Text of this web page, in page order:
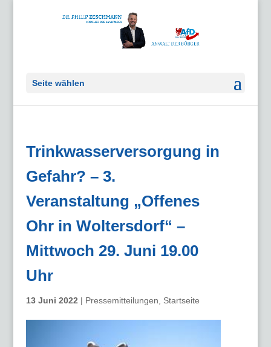
Seite wählen
Trinkwasserversorgung in
Gefahr? – 3.
Veranstaltung „Offenes
Ohr in Woltersdorf“ –
Mittwoch 29. Juni 19.00
Uhr
13 Juni 2022 | Pressemitteilungen Startseite